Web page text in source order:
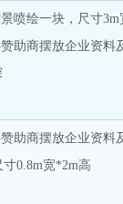
喷绘一块，尺寸3m
助商摆放企业资料
助商摆放企业资料
0.8m宽*2m高